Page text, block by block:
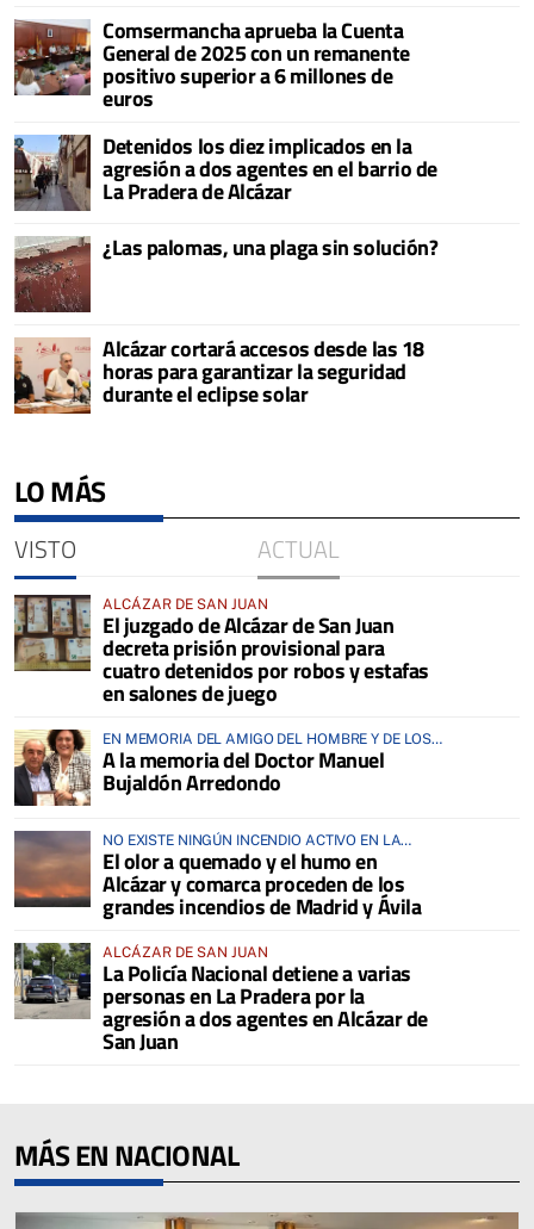
Comsermancha aprueba la Cuenta
General de 2025 con un remanente
positivo superior a 6 millones de
euros
Detenidos los diez implicados en la
agresión a dos agentes en el barrio de
La Pradera de Alcázar
¿Las palomas, una plaga sin solución?
Alcázar cortará accesos desde las 18
horas para garantizar la seguridad
durante el eclipse solar
LO MÁS
VISTO ACTUAL
ALCÁZAR DE SAN JUAN
El juzgado de Alcázar de San Juan
decreta prisión provisional para
cuatro detenidos por robos y estafas
en salones de juego
EN MEMORIA DEL AMIGO DEL HOMBRE Y DE LOS
ANIMALES
A la memoria del Doctor Manuel
Bujaldón Arredondo
NO EXISTE NINGÚN INCENDIO ACTIVO EN LA
COMARCA
El olor a quemado y el humo en
Alcázar y comarca proceden de los
grandes incendios de Madrid y Ávila
ALCÁZAR DE SAN JUAN
La Policía Nacional detiene a varias
personas en La Pradera por la
agresión a dos agentes en Alcázar de
San Juan
MÁS EN NACIONAL